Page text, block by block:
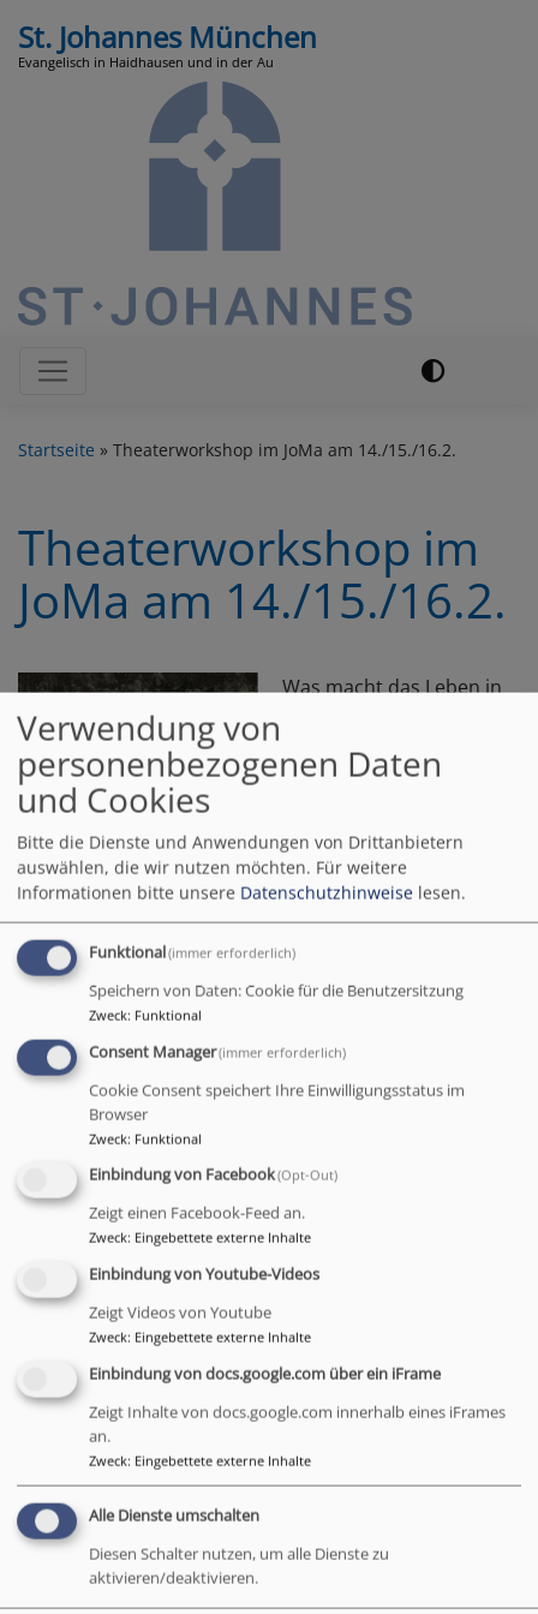
zum
Inhalt
St. Johannes München
Evangelisch in Haidhausen und in der Au
Hauptnavigation
Startseite Theaterworkshop im JoMa am 14./15./16.2.
Theaterworkshop im
JoMa am 14./15./16.2.
Was macht das Leben in
Alltag seiner
Und umgekehrt: Welche
Menschen und
Geschichten
prägen das Viertel?
Ein Wochenende lang
unserem
Spielraum. Mit Theater- und Performancemethoden
erforschen und bespielen wir gemeinsam den
Stadtteil, gehen gewohnte und ungewohnte Wege,
(er-)finden alte und neue Geschichten und
experimentieren mit verschiedenen Ausdrucksformen.
Welche Erinnerungen haben sich in den Stadtraum
eingeschrieben? Und welche Szenen des täglichen
lassen sich dort beobachten?
Im Workshop nehmen wir Alltagserfahrungen und
-objekte, Architektur und Begegnungen mit Menschen
im Viertel als Ausgangspunkte, um kreativ zu werden.
Für wen? Der Workshop ist offen für Personen ab 16,
die in
der Au leben, arbeiten und/oder einfach gerne im
sind. Keine Vorkenntnisse nötig, nur Spiel- und
Bewegungsfreude
Wann? 14.02. 18:30-21:00; 15.02. 10:00-18:00; 16.02.
10:00–15:00
Verwendung von
personenbezogenen Daten
und Cookies
Bitte die Dienste und Anwendungen von Drittanbietern
auswählen, die wir nutzen möchten. Für weitere
Informationen bitte unsere Datenschutzhinweise lesen.
Funktional(immer erforderlich)
Speichern von Daten: Cookie für die Benutzersitzung
Zweck: Funktional
Consent Manager(immer erforderlich)
Cookie Consent speichert Ihre Einwilligungsstatus im
Browser
Zweck: Funktional
Einbindung von Facebook(Opt-Out)
Zeigt einen Facebook-Feed an.
Zweck: Eingebettete externe Inhalte
Einbindung von Youtube-Videos
Zeigt Videos von Youtube
Zweck: Eingebettete externe Inhalte
Einbindung von docs.google.com über ein iFrame
Zeigt Inhalte von docs.google.com innerhalb eines iFrames
an.
Zweck: Eingebettete externe Inhalte
Alle Dienste umschalten
Diesen Schalter nutzen, um alle Dienste zu
aktivieren/deaktivieren.